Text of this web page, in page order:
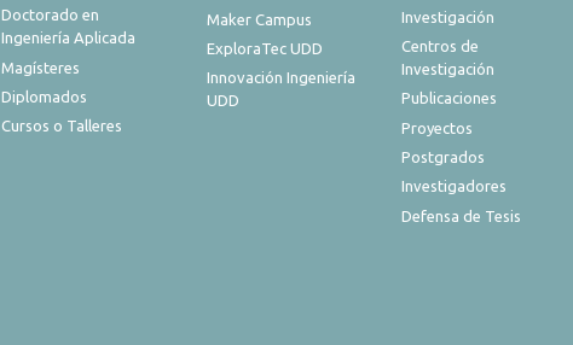
Doctorado en
Ingeniería Aplicada
Magísteres
Diplomados
Cursos o Talleres
Maker Campus
ExploraTec UDD
Innovación Ingeniería
UDD
Investigación
Centros de
Investigación
Publicaciones
Proyectos
Postgrados
Investigadores
Defensa de Tesis